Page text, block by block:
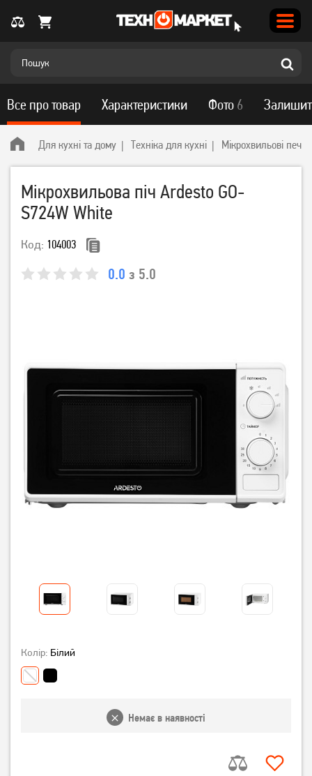
Для кухні та дому Техніка для кухні Мікрохвильові печі
Мікрохвильова піч Ardesto GO-
S724W White
Код: 104003
0.0 з 5.0
Все про товар Характеристики Фото 6
Колір: Білий
Немає в наявності